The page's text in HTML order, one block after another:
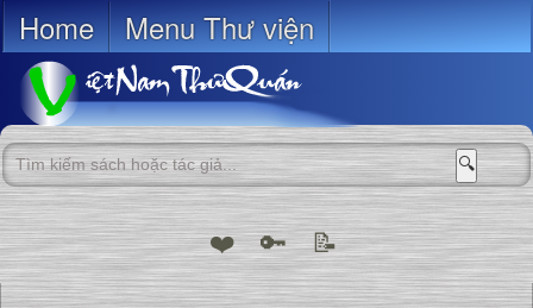
Home Menu Thư viện
🔍
❤️ 🔑 📝